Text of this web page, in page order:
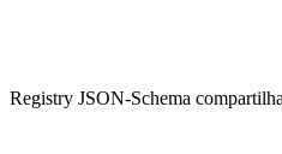
Registry JSON-Schema